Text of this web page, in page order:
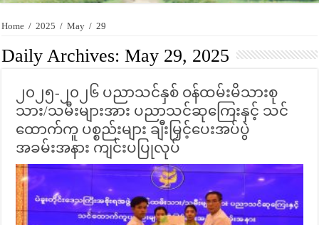
Home / 2025 / May / 29
Daily Archives:May 29, 2025
၂၀၂၅-၂၀၂၆ ပညာသင်နှစ် ဝန်ထမ်းမိသားစု
သား/သမီးများအား ပညာသင်ဆုကြေးနှင့် သင်
ထောက်ကူ ပစ္စည်းများ ချီးမြှင့်ပေးအပ်ပွဲ
အခမ်းအနား ကျင်းပပြုလုပ်